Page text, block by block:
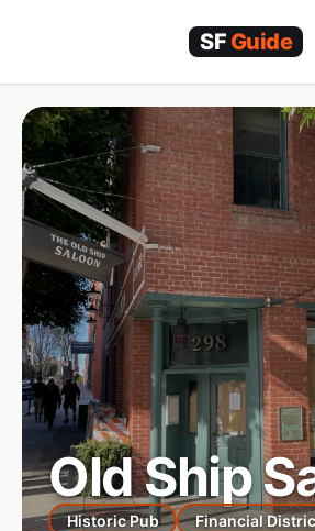
Old Ship
Historic Pub Financial